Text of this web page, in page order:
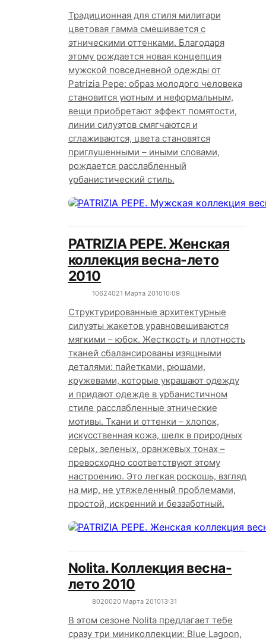
Традиционная для стиля милитари
цветовая гамма смешивается с
этническими оттенками. Благодаря
этому рождается новая концепция
мужской повседневной одежды от
Patrizia Pepe: образ молодого человека
становится уютным и неформальным,
вещи приобретают эффект помятости,
линии силуэтов смягчаются и
сглаживаются, цвета становятся
приглушенными – иными словами,
рождается расслабленный
урбанистический стиль.
PATRIZIA PEPE. Женская
коллекция весна-лето
2010
10624021 Марта 201010:09
Структурированные архитектурные
силуэты жакетов уравновешиваются
мягкими – юбок. Жесткость и плотность
тканей сбалансированы изящными
деталями: пайетками, рюшами,
кружевами, которые украшают одежду
и придают одежде в урбанистичном
стиле расслабленные этнические
мотивы. Ткани и оттенки – хлопок,
искусственная кожа, шелк в природных
серых, зеленых, оранжевых тонах –
превосходно соответствуют этому
настроению. Это легкая роскошь, взгляд
на мир, не утяжеленный проблемами,
простой, искренний и беззаботный.
Nolita. Коллекция весна-
лето 2010
8020020 Марта 201013:31
В этом сезоне Nolita предлагает тебе
сразу три миниколлекции: Blue Lagoon,